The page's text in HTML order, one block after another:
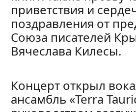
приветствия и
поздравления от
Союза писателей
Вячеслава Килесы.
Концерт открыл
ансамбль «Terra